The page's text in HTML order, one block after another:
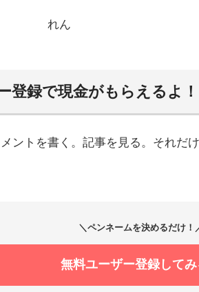
そらん
27歳
登録で現金がもらえるよ
ントを書く。記事を見る。それだ
＼ペンネームを決めるだけ！
無料ユーザー登録して